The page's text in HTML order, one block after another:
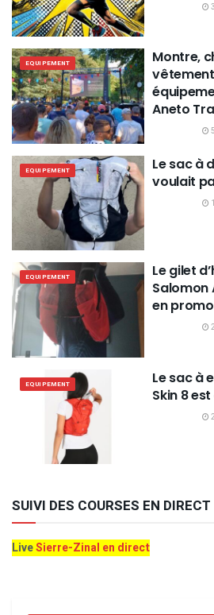
EQUIPEMENT
Montre,
Aneto
EQUIPEMENT
Le sac à
voulait
EQUIPEMENT
Le gilet
Salomon
en
EQUIPEMENT
Le sac à
Skin 8
SUIVI DES COURSES EN DIRECT
LiveSierre-Zinal en direct